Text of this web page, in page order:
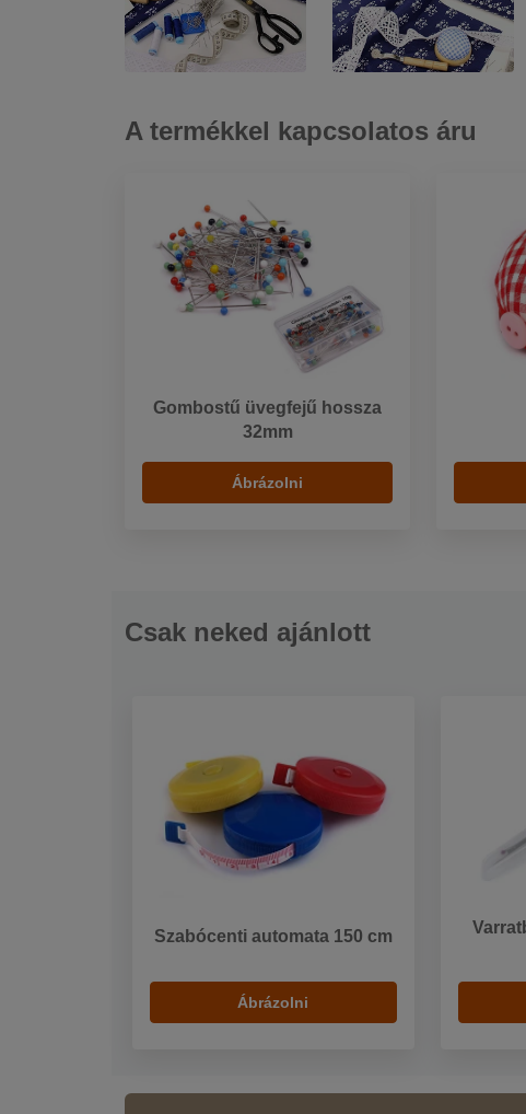
A termékkel kapcsolatos áru
Gombostű üvegfejű hossza
32mm
Ábrázolni
Csak neked ajánlott
Szabócenti automata 150 cm
Ábrázolni